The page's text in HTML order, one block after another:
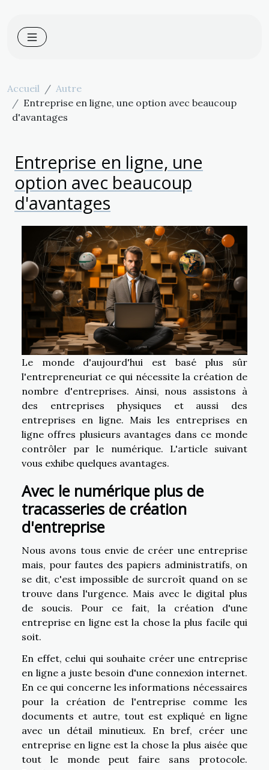
Accueil
Autre
Entreprise en ligne, une option avec beaucoup
d'avantages
Entreprise en ligne, une
option avec beaucoup
d'avantages
Le monde d'aujourd'hui est basé plus sûr
l'entrepreneuriat ce qui nécessite la création de
nombre d'entreprises. Ainsi, nous assistons à
des entreprises physiques et aussi des
entreprises en ligne. Mais les entreprises en
ligne offres plusieurs avantages dans ce monde
contrôler par le numérique. L'article suivant
vous exhibe quelques avantages.
Avec le numérique plus de
tracasseries de création
d'entreprise
Nous avons tous envie de créer une entreprise
mais, pour fautes des papiers administratifs, on
se dit, c'est impossible de surcroît quand on se
trouve dans l'urgence. Mais avec le digital plus
de soucis. Pour ce fait, la création d'une
entreprise en ligne est la chose la plus facile qui
soit.
En effet, celui qui souhaite créer une entreprise
en ligne a juste besoin d'une connexion internet.
En ce qui concerne les informations nécessaires
pour la création de l'entreprise comme les
documents et autre, tout est expliqué en ligne
avec un détail minutieux. En bref, créer une
entreprise en ligne est la chose la plus aisée que
tout le monde peut faire sans protocole.